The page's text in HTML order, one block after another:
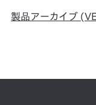
製品アーカイブ